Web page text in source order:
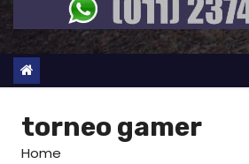
torneo gamer
Home